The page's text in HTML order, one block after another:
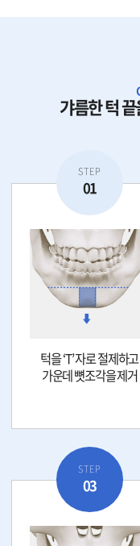
갸름한 턱
STEP
01
턱을 ‘T’ 자로 절제하고
가운데 뼛조각을 제거
STEP
03